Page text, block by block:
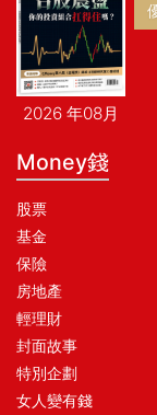
2026 年08月
Money錢
股票
基金
保險
房地產
輕理財
封面故事
特別企劃
女人變有錢